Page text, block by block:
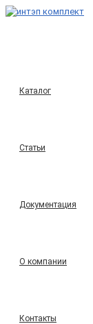
Перейти
Каталог
Статьи
Документация
О компании
Контакты